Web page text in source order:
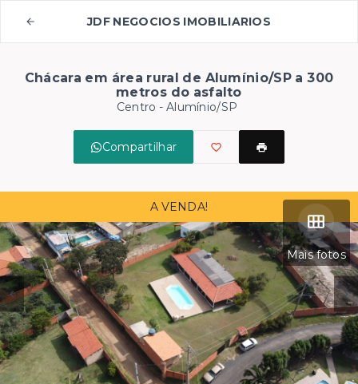
JDF NEGOCIOS IMOBILIARIOS
Chácara em área rural de Alumínio/SP a 300
metros do asfalto
Centro - Alumínio/SP
Compartilhar
Mais fotos
A VENDA!